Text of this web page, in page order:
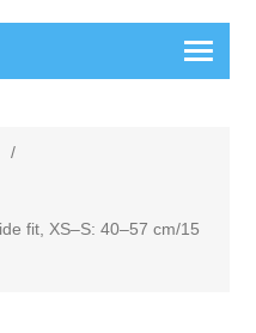
/
fit, XS–S: 40–57 cm/15